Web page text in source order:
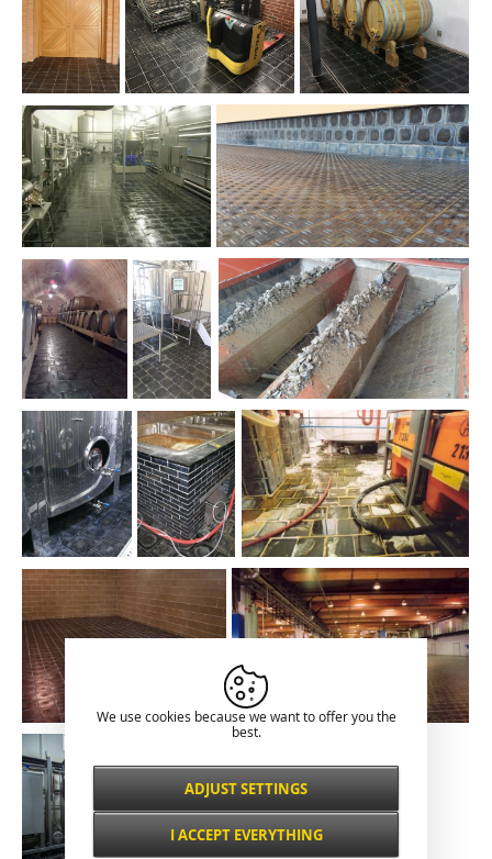
We use cookies because we want to offer you the
best.
Necessarily
ALWAYS ACTIVE
ADJUST SETTINGS
I ACCEPT EVERYTHING